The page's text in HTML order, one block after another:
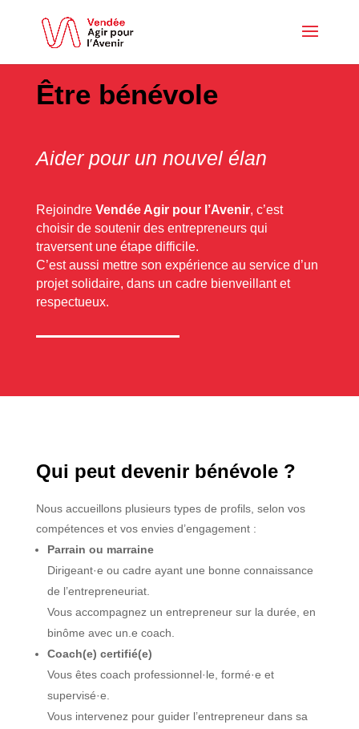
Être bénévole
Aider pour un nouvel élan
Rejoindre Vendée Agir pour l’Avenir, c’est
choisir de soutenir des entrepreneurs qui
traversent une étape difficile.
C’est aussi mettre son expérience au service d’un
projet solidaire, dans un cadre bienveillant et
respectueux.
Qui peut devenir bénévole ?
Nous accueillons plusieurs types de profils, selon vos
compétences et vos envies d’engagement :
Parrain ou marraine
Dirigeant·e ou cadre ayant une bonne connaissance
de l’entrepreneuriat.
Vous accompagnez un entrepreneur sur la durée, en
binôme avec un.e coach.
Coach(e) certifié(e)
Vous êtes coach professionnel·le, formé·e et
supervisé·e.
Vous intervenez pour guider l’entrepreneur dans sa